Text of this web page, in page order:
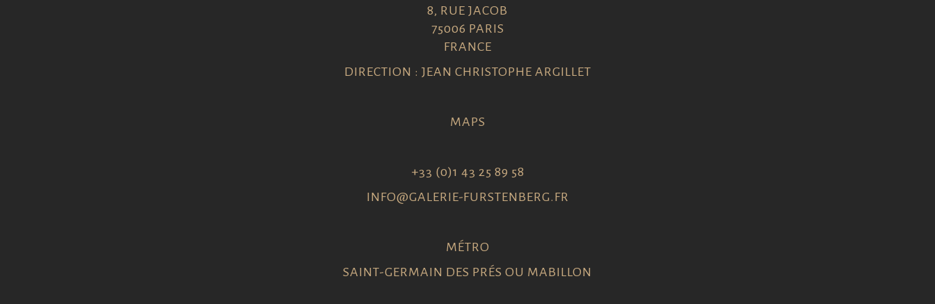
8, RUE JACOB
75006 PARIS
FRANCE
DIRECTION : JEAN CHRISTOPHE ARGILLET
MAPS
+33 (0)1 43 25 89 58
INFO@GALERIE-FURSTENBERG.FR
MÉTRO
SAINT-GERMAIN DES PRÉS OU MABILLON